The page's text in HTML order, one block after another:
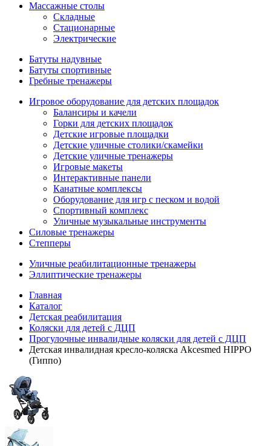
Массажные столы
Складные
Стационарные
Электрические
Батуты надувные
Батуты спортивные
Гребные тренажеры
Игровое оборудование для детских площадок
Балансиры и качели
Горки для детских площадок
Детские игровые площадки
Детские уличные столики/скамейки
Детские уличные тренажеры
Игровые макеты
Интерактивные панели
Канатные комплексы
Оборудование для игр с песком и водой
Спортивный комплекс
Уличные музыкальные инструменты
Силовые тренажеры
Степперы
Уличные реабилитационные тренажеры
Эллиптические тренажеры
Главная
Каталог
Детская реабилитация
Коляски для детей с ДЦП
Прогулочные инвалидные коляски для детей с ДЦП
Детская инвалидная кресло-коляска Akcesmed HIPPO
(Гиппо)